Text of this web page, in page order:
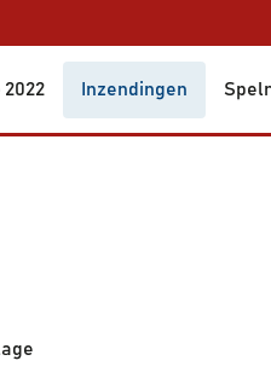
2022 Inzendingen